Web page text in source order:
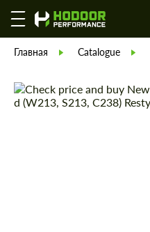
Главная Catalogue